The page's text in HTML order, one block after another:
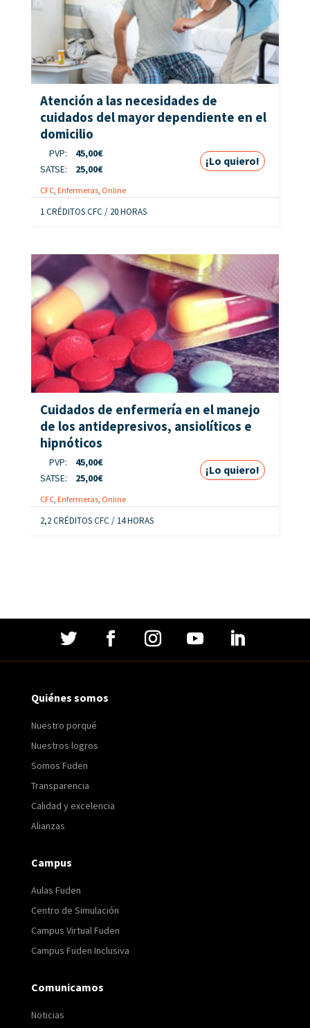
Atención a las necesidades de
cuidados del mayor dependiente en el
domicilio
PVP: 45,00€
SATSE:
25,00€
¡Lo quiero!
CFC, Enfermeras, Online
1 CRÉDITOS CFC / 20 HORAS
Cuidados de enfermería en el manejo
de los antidepresivos, ansiolíticos e
hipnóticos
PVP: 45,00€
SATSE:
25,00€
¡Lo quiero!
CFC, Enfermeras, Online
2,2 CRÉDITOS CFC / 14 HORAS
Quiénes somos
Nuestro porqué
Nuestros logros
Somos Fuden
Transparencia
Calidad y excelencia
Alianzas
Campus
Aulas Fuden
Centro de Simulación
Campus Virtual Fuden
Campus Fuden Inclusiva
Comunicamos
Noticias